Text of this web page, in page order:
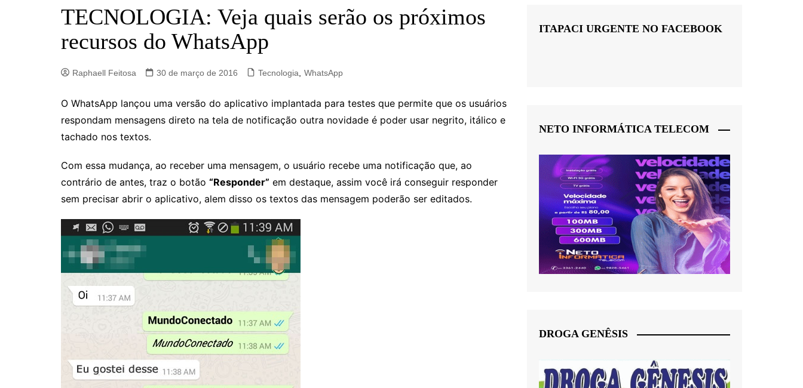
Campinorte
Campos Verdes
Ceres
Crixás
Goianésia
Goiânia
Guarinos
Hidrolina
Itaguaru
Jaraguá
Jardim Paulista
Jataí
Nerópolis
TECNOLOGIA: Veja quais serão os próximos
recursos do WhatsApp
Raphaell Feitosa 30 de março de 2016 Tecnologia, WhatsApp
O WhatsApp lançou uma versão do aplicativo implantada para testes que permite que os usuários
respondam mensagens direto na tela de notificação outra novidade é poder usar negrito, itálico e
tachado nos textos.
Com essa mudança, ao receber uma mensagem, o usuário recebe uma notificação que, ao
contrário de antes, traz o botão “Responder” em destaque, assim você irá conseguir responder
sem precisar abrir o aplicativo, alem disso os textos das mensagem poderão ser editados.
ITAPACI URGENTE NO FACEBOOK
NETO INFORMÁTICA TELECOM
DROGA GENÊSIS